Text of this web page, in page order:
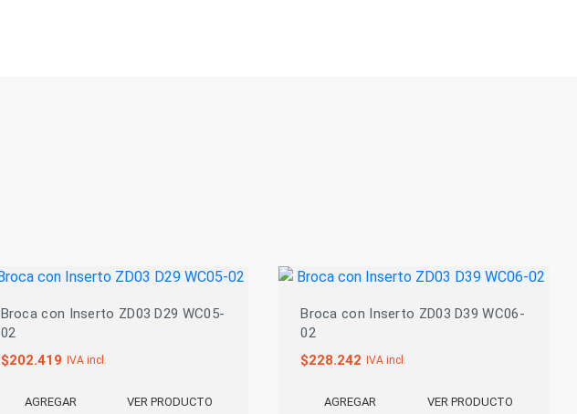
Broca con Inserto ZD03 D29 WC05-
02
$202.419 IVA incl.
AGREGAR VER PRODUCTO
Broca con Inserto ZD03 D39 WC06-
02
$228.242 IVA incl.
AGREGAR VER PRODUCTO